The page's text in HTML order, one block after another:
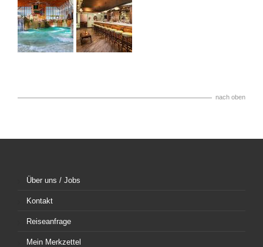
nach oben
Über uns / Jobs
Kontakt
Reiseanfrage
Mein Merkzettel